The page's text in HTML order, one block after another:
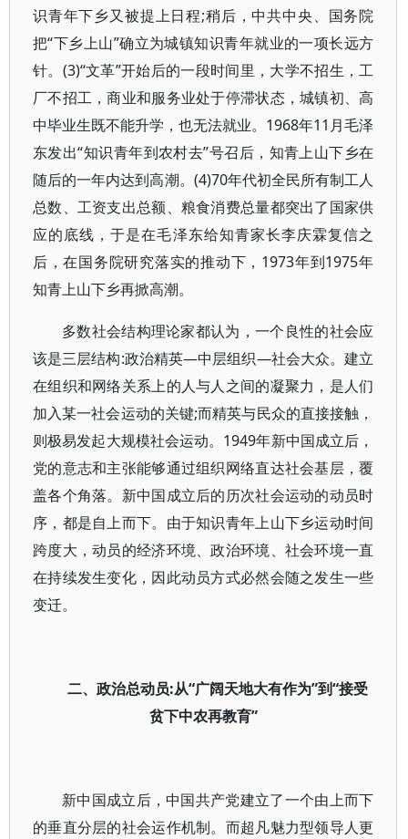
识青年下乡又被提上日程;稍后，中共中央、国务院
把“下乡上山”确立为城镇知识青年就业的一项长远方
针。(3)“文革”开始后的一段时间里，大学不招生，工
厂不招工，商业和服务业处于停滞状态，城镇初、高
中毕业生既不能升学，也无法就业。1968年11月毛泽
东发出“知识青年到农村去”号召后，知青上山下乡在
随后的一年内达到高潮。(4)70年代初全民所有制工人
总数、工资支出总额、粮食消费总量都突出了国家供
应的底线，于是在毛泽东给知青家长李庆霖复信之
后，在国务院研究落实的推动下，1973年到1975年
知青上山下乡再掀高潮。
多数社会结构理论家都认为，一个良性的社会应
该是三层结构:政治精英—中层组织—社会大众。建立
在组织和网络关系上的人与人之间的凝聚力，是人们
加入某一社会运动的关键;而精英与民众的直接接触，
则极易发起大规模社会运动。1949年新中国成立后，
党的意志和主张能够通过组织网络直达社会基层，覆
盖各个角落。新中国成立后的历次社会运动的动员时
序，都是自上而下。由于知识青年上山下乡运动时间
跨度大，动员的经济环境、政治环境、社会环境一直
在持续发生变化，因此动员方式必然会随之发生一些
变迁。
二、政治总动员:从“广阔天地大有作为”到“接受
贫下中农再教育”
新中国成立后，中国共产党建立了一个由上而下
的垂直分层的社会运作机制。而超凡魅力型领导人更